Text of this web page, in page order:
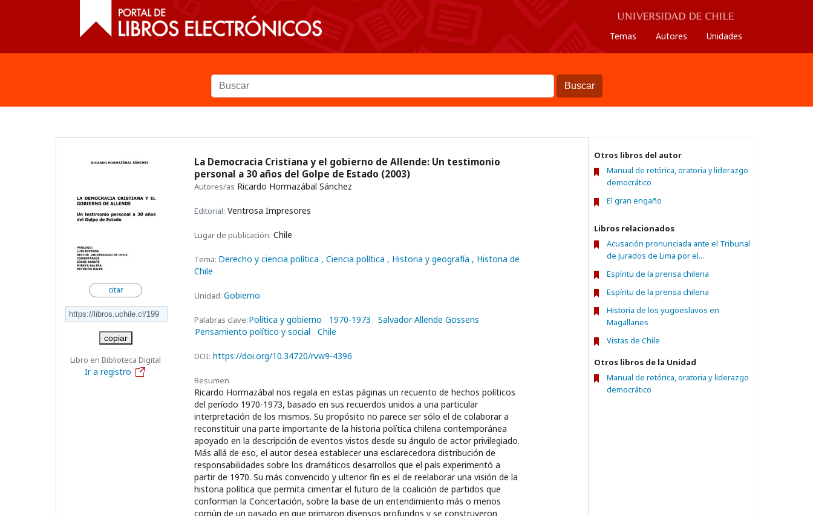
Temas Autores Unidades
Buscar
citar
copiar
Libro en Biblioteca Digital
Ir a registro
La Democracia Cristiana y el gobierno de Allende: Un testimonio
personal a 30 años del Golpe de Estado (2003)
Autores/as Ricardo Hormazábal Sánchez
Editorial: Ventrosa Impresores
Lugar de publicación: Chile
Tema: Derecho y ciencia política , Ciencia política , Historia y geografía , Historia de
Chile
Unidad: Gobierno
Palabras clave:Política y gobierno 1970-1973
Salvador Allende Gossens
Pensamiento político y social
Chile
DOI: https://doi.org/10.34720/rvw9-4396
Resumen
Ricardo Hormazábal nos regala en estas páginas un recuento de hechos políticos
del período 1970-1973, basado en sus recuerdos unidos a una particular
interpretación de los mismos. Su propósito no parece ser sólo el de colaborar a
reconstituir una parte importante de la historia política chilena contemporánea
apoyado en la descripción de eventos vistos desde su ángulo de actor privilegiado.
Más allá de eso, el autor desea establecer una esclarecedora distribución de
responsabilidades sobre los dramáticos desarrollos que el país experimentó a
partir de 1970. Su más convencido y ulterior fin es el de reelaborar una visión de la
historia política que permita cimentar el futuro de la coalición de partidos que
conforman la Concertación, sobre la base de un entendimiento más o menos
común de un pasado en que primaron disensos profundos y se construyeron
Otros libros del autor
Manual de retórica, oratoria y liderazgo
democrático
El gran engaño
Libros relacionados
Acusación pronunciada ante el Tribunal
de Jurados de Lima por el...
Espíritu de la prensa chilena
Espíritu de la prensa chilena
Historia de los yugoeslavos en
Magallanes
Vistas de Chile
Otros libros de la Unidad
Manual de retórica, oratoria y liderazgo
democrático